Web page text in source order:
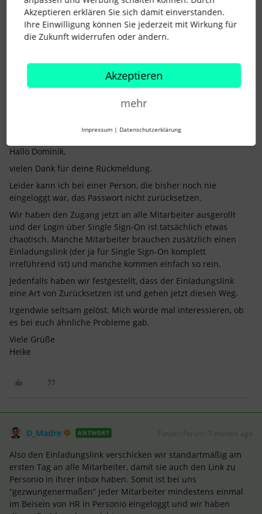
Viele Grüße
Dominik
AUTOR*IN Forum|Forum|7 months ago
Hallo Dominik,
vielen Dank für deine Rückmeldung.
Leider kann ich bei einer Person, die bisher noch nie
eingeloggt war, das Passwort nicht zurücksetzen.
Wir haben den Zugang jetzt an alle Mitarbeiter ausgerollt
und der Login über Single Sign-On ist tatsächlich etwas
chaotisch. Manche Mitarbeiter brauchen zusätzlich einen
Einladungslink (der ja für Single Sign-On komplett
irreführend ist) und manche kommen einfach so rein.
Jedenfalls haben wir festgestellt, dass der Einladungslink
eine Art von Zurücksetzen ist und gehen jetzt diesen Weg.
Irgendwie seltsam gelöst. Mich würde mal interessieren, ob
es bei euch ähnliche Probleme gab.
Viele Grüße
Heike
D_Madre ANTWORT
Also den Einladungslink verschicken wir standartmäßig am
ersten Tag an alle Mitarbeiter, damit sie auch den Link zu
Personio in ihrer Inbox haben. Somit ist bei uns
“gezwungenermaßen” jeder Mitarbeiter mindestens einmal
im Beisein von HR in Personio eingeloggt und wir haben
Akzeptieren erklären Sie sich damit einverstanden.
Ihre Einwilligung können Sie jederzeit mit Wirkung für
die Zukunft widerrufen oder ändern.
Akzeptieren
mehr
Impressum | Datenschutzerklärung